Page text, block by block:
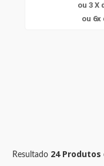
ou 3 X
ou 6x
Resultado 24 Produtos